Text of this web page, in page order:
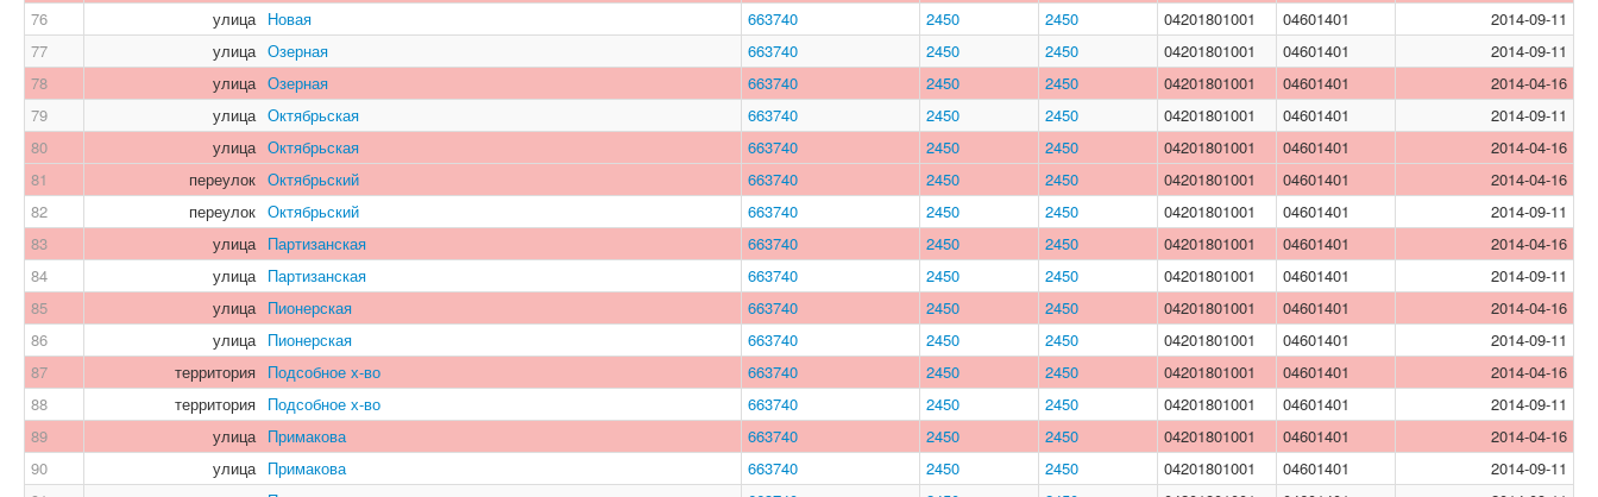
76
улица Новая 663740 2450 2450 04201801001 04601401
2014-09-11
77
улица Озерная 663740 2450 2450 04201801001 04601401
2014-09-11
78
улица Озерная 663740 2450 2450 04201801001 04601401
2014-04-16
79
улица Октябрьская 663740 2450 2450 04201801001 04601401
2014-09-11
80
улица Октябрьская 663740 2450 2450 04201801001 04601401
2014-04-16
81
переулок Октябрьский 663740 2450 2450 04201801001 04601401
2014-04-16
82
переулок Октябрьский 663740 2450 2450 04201801001 04601401
2014-09-11
83
улица Партизанская 663740 2450 2450 04201801001 04601401
2014-04-16
84
улица Партизанская 663740 2450 2450 04201801001 04601401
2014-09-11
85
улица Пионерская 663740 2450 2450 04201801001 04601401
2014-04-16
86
улица Пионерская 663740 2450 2450 04201801001 04601401
2014-09-11
87
территория Подсобное х-во 663740 2450 2450 04201801001 04601401
2014-04-16
88
территория Подсобное х-во 663740 2450 2450 04201801001 04601401
2014-09-11
89
улица Примакова 663740 2450 2450 04201801001 04601401
2014-04-16
90
улица Примакова 663740 2450 2450 04201801001 04601401
2014-09-11